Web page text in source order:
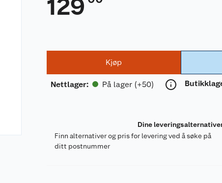
129
Kjøp
Nettlager: På lager (+50)
Dine
Finn alternativer og pris for levering ved å søke på
ditt postnummer